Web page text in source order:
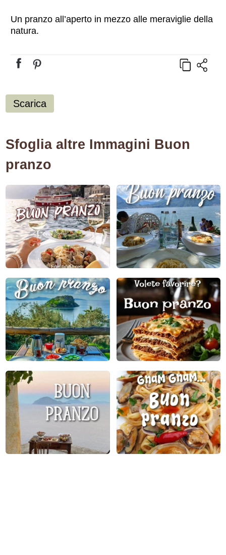
Un pranzo all’aperto in mezzo alle meraviglie della
natura.
Scarica
Sfoglia altre Immagini Buon
pranzo